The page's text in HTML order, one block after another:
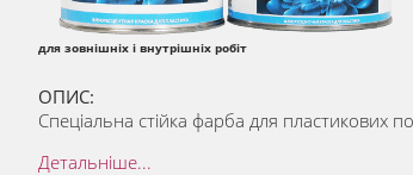
для зовнішніх і внутрішніх робіт
ОПИС:
Спеціальна стійка фарба для пластикових
Детальніше...